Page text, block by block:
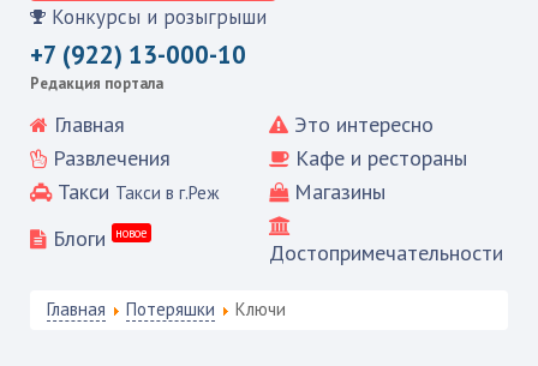
Конкурсы и розыгрыши
+7 (922) 13-000-10
Редакция портала
Главная
Это интересно
Развлечения
Кафе и рестораны
Такси Такси в г.Реж
Магазины
Блоги
новое
Достопримечательности
Главная Потеряшки Ключи